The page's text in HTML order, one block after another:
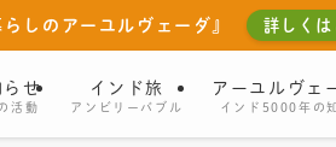
しのアーユルヴェーダ』 詳しく
らせ
活動
インド旅
アンビリーバブル
アーユルヴェ
インド5000年の